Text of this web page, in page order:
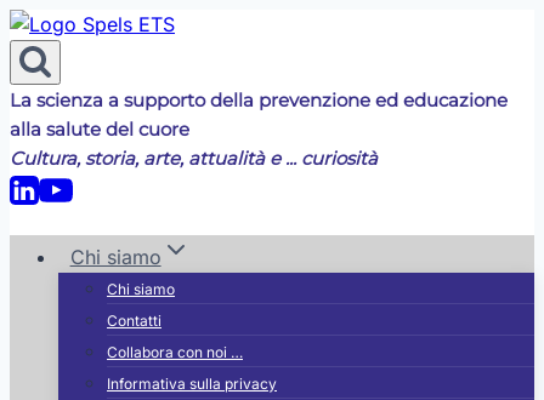
Salta
al
contenuto
La scienza a supporto della prevenzione ed educazione
alla salute del cuore
Cultura, storia, arte, attualità e ... curiosità
Chi siamo
Chi siamo
Contatti
Collabora con noi …
Informativa sulla privacy